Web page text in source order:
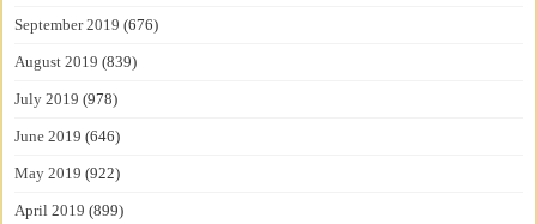
September 2019 (676)
August 2019 (839)
July 2019 (978)
June 2019 (646)
May 2019 (922)
April 2019 (899)